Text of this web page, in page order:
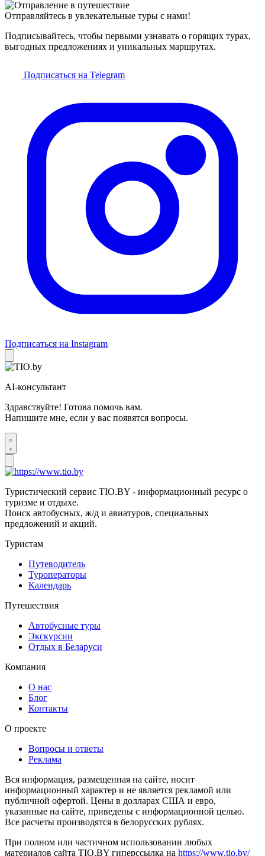
Отправляйтесь в увлекательные туры с нами!
Подписывайтесь, чтобы первыми узнавать о горящих турах,
выгодных предложениях и уникальных маршрутах.
Подписаться на Telegram
Подписаться на Instagram
AI-консультант
Здравствуйте! Готова помочь вам.
Напишите мне, если у вас появятся вопросы.
Туристический сервис TIO.BY - информационный ресурс о
туризме и отдыхе.
Поиск автобусных, ж/д и авиатуров, специальных
предложений и акций.
Туристам
Путеводитель
Туроператоры
Календарь
Путешествия
Автобусные туры
Экскурсии
Отдых в Беларуси
Компания
О нас
Блог
Контакты
О проекте
Вопросы и ответы
Реклама
Вся информация, размещенная на сайте, носит
информационный характер и не является рекламой или
публичной офертой. Цены в долларах США и евро,
указанные на сайте, приведены с информационной целью.
Все расчеты производятся в белорусских рублях.
При полном или частичном использовании любых
материалов сайта TIO.BY гиперссылка на https://www.tio.by/